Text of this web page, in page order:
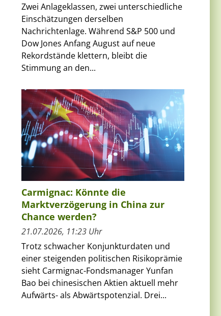
Zwei Anlageklassen, zwei unterschiedliche
Einschätzungen derselben
Nachrichtenlage. Während S&P 500 und
Dow Jones Anfang August auf neue
Rekordstände klettern, bleibt die
Stimmung an den...
Carmignac: Könnte die
Marktverzögerung in China zur
Chance werden?
21.07.2026, 11:23 Uhr
Trotz schwacher Konjunkturdaten und
einer steigenden politischen Risikoprämie
sieht Carmignac-Fondsmanager Yunfan
Bao bei chinesischen Aktien aktuell mehr
Aufwärts- als Abwärtspotenzial. Drei...